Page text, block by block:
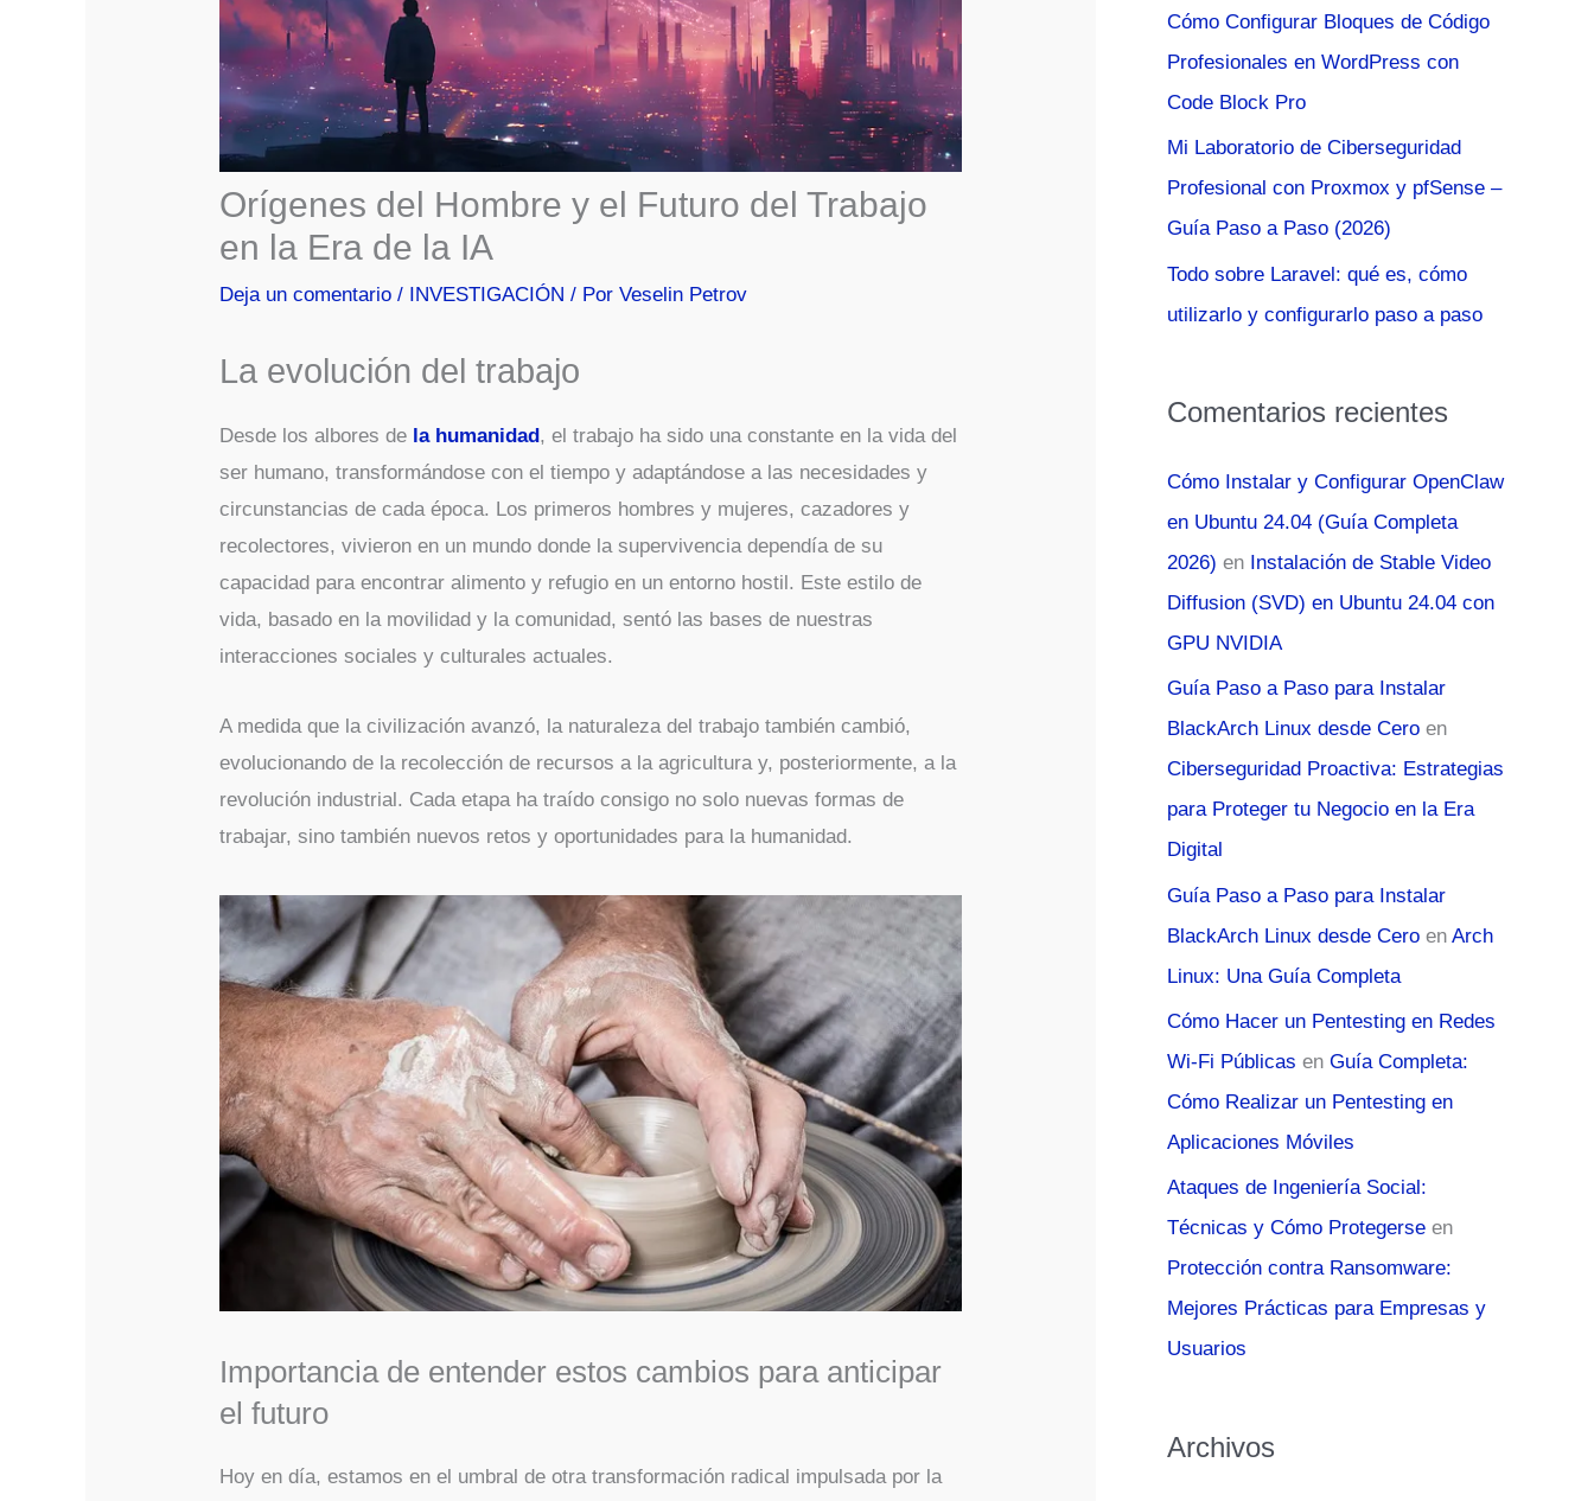
Orígenes del Hombre y el Futuro del Trabajo
en la Era de la IA
Deja un comentario / INVESTIGACIÓN / PorVeselin Petrov
La evolución del trabajo
Desde los albores de la humanidad , el trabajo ha sido una constante en la vida del
ser humano, transformándose con el tiempo y adaptándose a las necesidades y
circunstancias de cada época. Los primeros hombres y mujeres, cazadores y
recolectores, vivieron en un mundo donde la supervivencia dependía de su
capacidad para encontrar alimento y refugio en un entorno hostil. Este estilo de
vida, basado en la movilidad y la comunidad, sentó las bases de nuestras
interacciones sociales y culturales actuales.
A medida que la civilización avanzó, la naturaleza del trabajo también cambió,
evolucionando de la recolección de recursos a la agricultura y, posteriormente, a la
revolución industrial. Cada etapa ha traído consigo no solo nuevas formas de
trabajar, sino también nuevos retos y oportunidades para la humanidad.
Importancia de entender estos cambios para anticipar
el futuro
Hoy en día, estamos en el umbral de otra transformación radical impulsada por la
:
Cómo Configurar Bloques de Código
Profesionales en WordPress con
Code Block Pro
Mi Laboratorio de Ciberseguridad
Profesional con Proxmox y pfSense –
Guía Paso a Paso (2026)
Todo sobre Laravel: qué es, cómo
utilizarlo y configurarlo paso a paso
Comentarios recientes
Cómo Instalar y Configurar OpenClaw
en Ubuntu 24.04 (Guía Completa
2026) en Instalación de Stable Video
Diffusion (SVD) en Ubuntu 24.04 con
GPU NVIDIA
Guía Paso a Paso para Instalar
BlackArch Linux desde Cero en
Ciberseguridad Proactiva: Estrategias
para Proteger tu Negocio en la Era
Digital
Guía Paso a Paso para Instalar
BlackArch Linux desde Cero en Arch
Linux: Una Guía Completa
Cómo Hacer un Pentesting en Redes
Wi-Fi Públicas en Guía Completa:
Cómo Realizar un Pentesting en
Aplicaciones Móviles
Ataques de Ingeniería Social:
Técnicas y Cómo Protegerse en
Protección contra Ransomware:
Mejores Prácticas para Empresas y
Usuarios
Archivos